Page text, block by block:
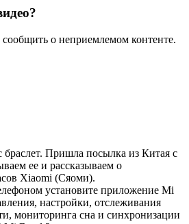
о неприемлемом контенте.
браслет. Пришла посылка из Китая с
ее и рассказываем о
Xiaomi (Сяоми).
установите приложение Mi
настройки, отслеживания
мониторинга сна и синхронизации